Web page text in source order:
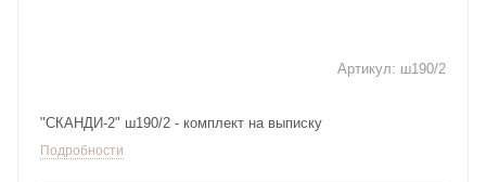
Артикул: ш190/2
"СКАНДИ-2" ш190/2 - комплект на выписку
Подробности